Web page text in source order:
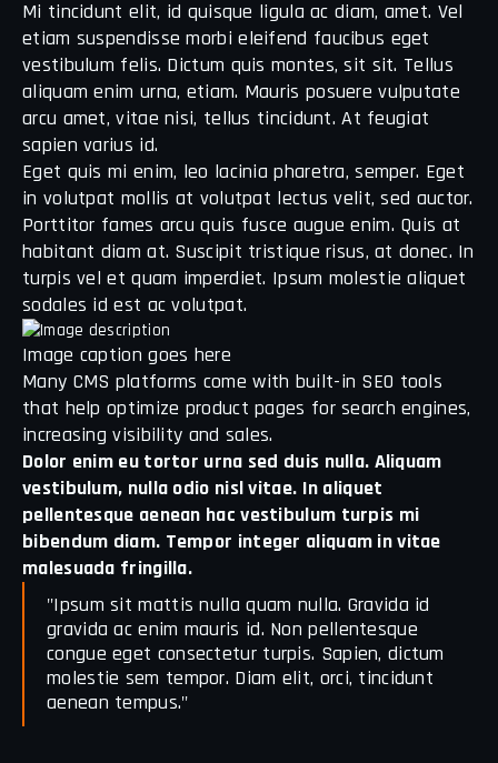
Mi tincidunt elit, id quisque ligula ac diam, amet. Vel
etiam suspendisse morbi eleifend faucibus eget
vestibulum felis. Dictum quis montes, sit sit. Tellus
aliquam enim urna, etiam. Mauris posuere vulputate
arcu amet, vitae nisi, tellus tincidunt. At feugiat
sapien varius id.
Eget quis mi enim, leo lacinia pharetra, semper. Eget
in volutpat mollis at volutpat lectus velit, sed auctor.
Porttitor fames arcu quis fusce augue enim. Quis at
habitant diam at. Suscipit tristique risus, at donec. In
turpis vel et quam imperdiet. Ipsum molestie aliquet
sodales id est ac volutpat.
Image caption goes here
Many CMS platforms come with built-in SEO tools
that help optimize product pages for search engines,
increasing visibility and sales.
Dolor enim eu tortor urna sed duis nulla. Aliquam
vestibulum, nulla odio nisl vitae. In aliquet
pellentesque aenean hac vestibulum turpis mi
bibendum diam. Tempor integer aliquam in vitae
malesuada fringilla.
"Ipsum sit mattis nulla quam nulla. Gravida id
gravida ac enim mauris id. Non pellentesque
congue eget consectetur turpis. Sapien, dictum
molestie sem tempor. Diam elit, orci, tincidunt
aenean tempus."